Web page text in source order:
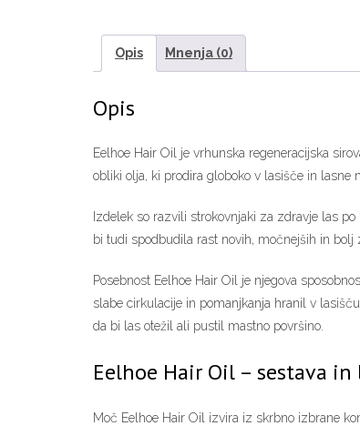
Opis Mnenja (0)
Opis
Eelhoe Hair Oil je vrhunska regeneracijska
obliki olja, ki prodira globoko v lasišče in lasne
Izdelek so razvili strokovnjaki za zdravje las
bi tudi spodbudila rast novih, močnejših in
Posebnost Eelhoe Hair Oil je njegova
slabe cirkulacije in pomanjkanja hranil v
da bi las otežil ali pustil mastno površino.
Eelhoe Hair Oil – sestava
Moč Eelhoe Hair Oil izvira iz skrbno izbrane